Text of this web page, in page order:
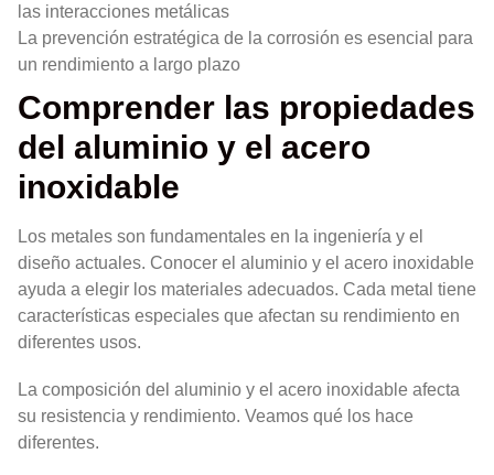
las interacciones metálicas
La prevención estratégica de la corrosión es esencial para
un rendimiento a largo plazo
Comprender las propiedades
del aluminio y el acero
inoxidable
Los metales son fundamentales en la ingeniería y el
diseño actuales. Conocer el aluminio y el acero inoxidable
ayuda a elegir los materiales adecuados. Cada metal tiene
características especiales que afectan su rendimiento en
diferentes usos.
La composición del aluminio y el acero inoxidable afecta
su resistencia y rendimiento. Veamos qué los hace
diferentes.